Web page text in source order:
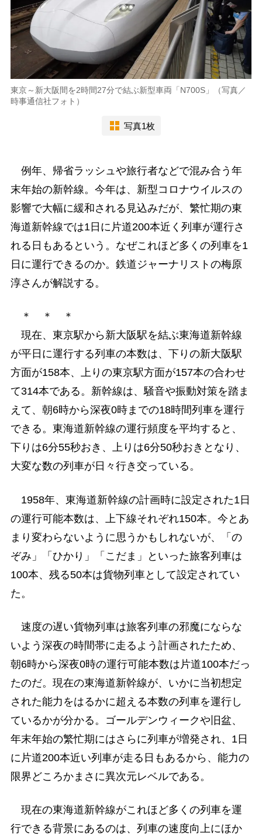
東京～新大阪間を2時間27分で結ぶ新型車両「N700S」（写真／
時事通信社フォト）
写真1枚
例年、帰省ラッシュや旅行者などで混み合う年
末年始の新幹線。今年は、新型コロナウイルスの
影響で大幅に緩和される見込みだが、繁忙期の東
海道新幹線では1日に片道200本近く列車が運行さ
れる日もあるという。なぜこれほど多くの列車を1
日に運行できるのか。鉄道ジャーナリストの梅原
淳さんが解説する。
＊ ＊ ＊
現在、東京駅から新大阪駅を結ぶ東海道新幹線
が平日に運行する列車の本数は、下りの新大阪駅
方面が158本、上りの東京駅方面が157本の合わせ
て314本である。新幹線は、騒音や振動対策を踏ま
えて、朝6時から深夜0時までの18時間列車を運行
できる。東海道新幹線の運行頻度を平均すると、
下りは6分55秒おき、上りは6分50秒おきとなり、
大変な数の列車が日々行き交っている。
1958年、東海道新幹線の計画時に設定された1日
の運行可能本数は、上下線それぞれ150本。今とあ
まり変わらないように思うかもしれないが、「の
ぞみ」「ひかり」「こだま」といった旅客列車は
100本、残る50本は貨物列車として設定されてい
た。
速度の遅い貨物列車は旅客列車の邪魔にならな
いよう深夜の時間帯に走るよう計画されたため、
朝6時から深夜0時の運行可能本数は片道100本だっ
たのだ。現在の東海道新幹線が、いかに当初想定
された能力をはるかに超える本数の列車を運行し
ているかが分かる。ゴールデンウィークや旧盆、
年末年始の繁忙期にはさらに列車が増発され、1日
に片道200本近い列車が走る日もあるから、能力の
限界どころかまさに異次元レベルである。
現在の東海道新幹線がこれほど多くの列車を運
行できる背景にあるのは、列車の速度向上にほか